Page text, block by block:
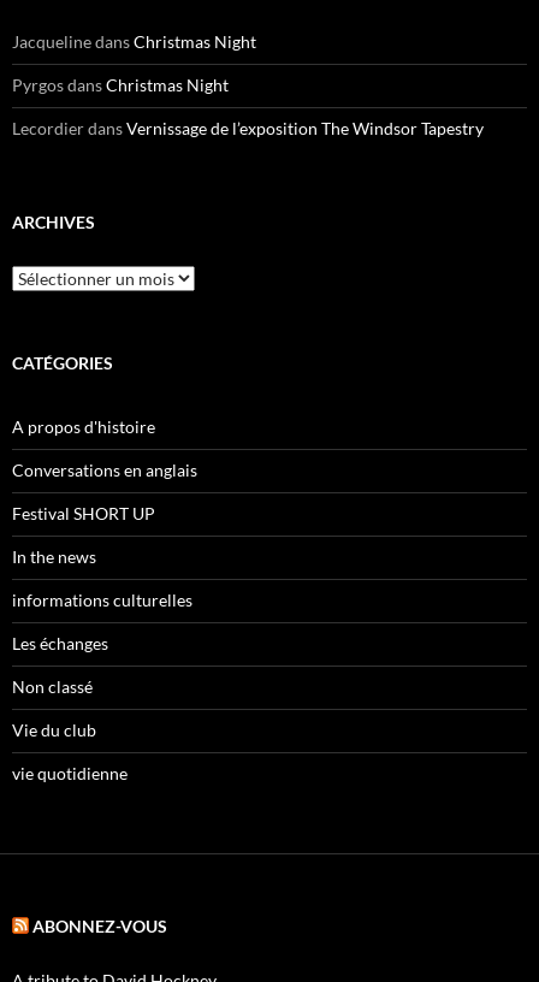
JacquelinedansChristmas Night
PyrgosdansChristmas Night
LecordierdansVernissage de l’exposition The Windsor Tapestry
ARCHIVES
Archives
CATÉGORIES
A propos d'histoire
Conversations en anglais
Festival SHORT UP
In the news
informations culturelles
Les échanges
Non classé
Vie du club
vie quotidienne
ABONNEZ-VOUS